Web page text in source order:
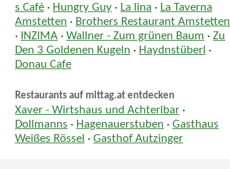
s Café · Hungry Guy · La lina · La Taverna
Amstetten · Brothers Restaurant Amstetten
· INZIMA ·Wallner - Zum grünen Baum ·Zu
Den 3 Goldenen Kugeln · Haydnstüberl ·
Donau Cafe
Restaurants auf mittag.at entdecken
Xaver - Wirtshaus und Achterlbar ·
Dollmanns · Hagenauerstuben ·Gasthaus
Weißes Rössel ·Gasthof Autzinger